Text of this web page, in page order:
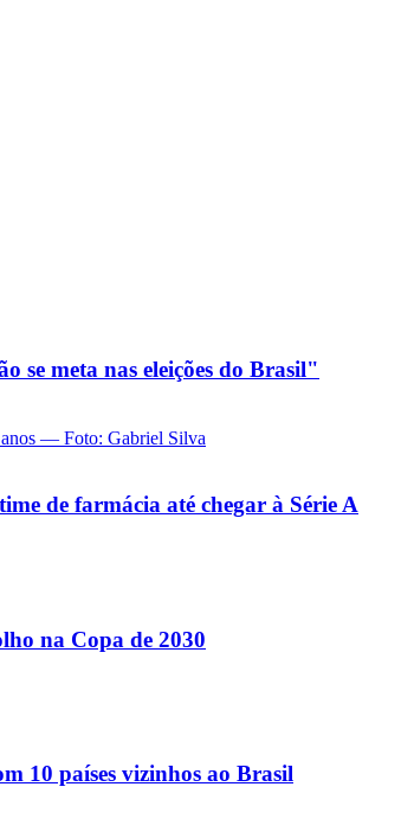
se meta nas eleições do Brasil"
de farmácia até chegar à Série A
na Copa de 2030
10 países vizinhos ao Brasil